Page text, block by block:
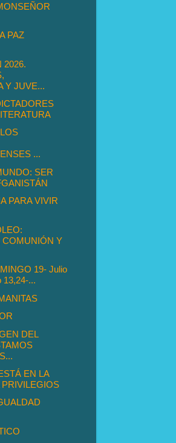
PAZ
2026.
Y JUVE...
...
SER
PARA VIVIR
Y
19- Julio
13,24-...
DEL
EN LA